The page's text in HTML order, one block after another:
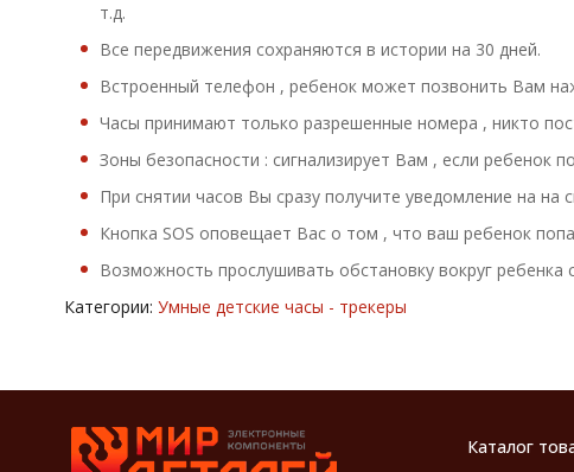
т.д.
Все передвижения сохраняются в истории на 30 дней.
Встроенный телефон , ребенок может позвонить Вам
Часы принимают только разрешенные номера , никто
Зоны безопасности : сигнализирует Вам , если ребенок
При снятии часов Вы сразу получите уведомление на на
Кнопка SOS оповещает Вас о том , что ваш ребенок
Возможность прослушивать обстановку вокруг
Категории: Умные детские часы - трекеры
Каталог